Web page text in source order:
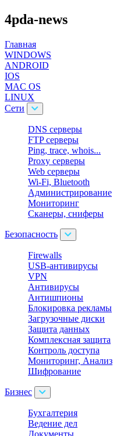
4pda-news
Главная
WINDOWS
ANDROID
IOS
MAC OS
LINUX
Cети
DNS серверы
FTP серверы
Ping, trace, whois...
Proxy серверы
Web серверы
Wi-Fi, Bluetooth
Администрирование
Мониторинг
Сканеры, сниферы
Безопасность
Firewalls
USB-антивирусы
VPN
Антивирусы
Антишпионы
Блокировка рекламы
Загрузочные диски
Защита данных
Комплексная защита
Контроль доступа
Мониторинг, Анализ
Шифрование
Бизнес
Бухгалтерия
Ведение дел
Документы